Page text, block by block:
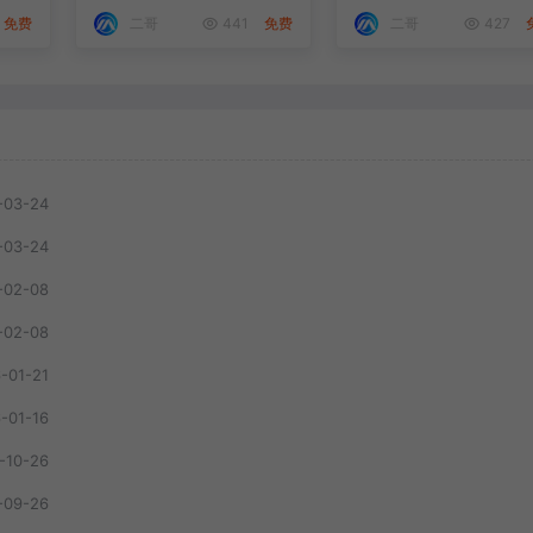
免费 441 免费 427
24
24
08
08
01-21
01-16
10-26
26